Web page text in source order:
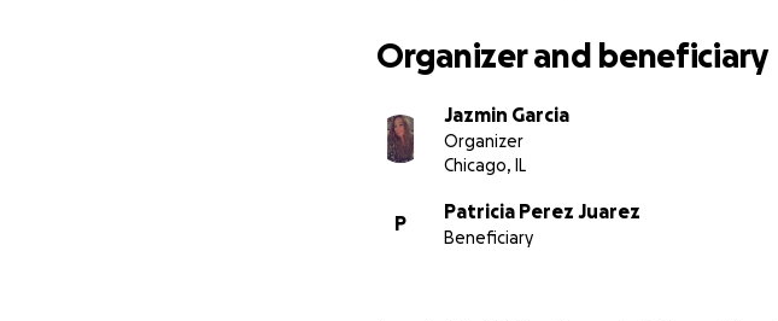
Organizer and beneficiary
Jazmin Garcia
Organizer
Chicago, IL
P
Patricia Perez Juarez
Beneficiary